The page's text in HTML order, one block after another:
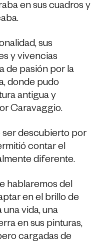
en sus cuadros y
sus
y vivencias
de pasión por la
donde pudo
antigua y
Caravaggio.
ser descubierto por
contar el
diferente.
hablaremos del
en el brillo de
vida, una
en sus pinturas,
cargadas de